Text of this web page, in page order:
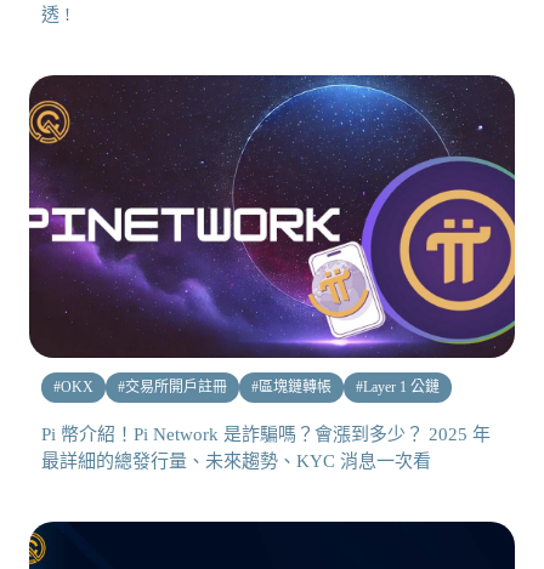
透 !
#OKX #交易所開戶註冊 #區塊鏈轉帳 #Layer 1 公鏈
Pi 幣介紹！Pi Network 是詐騙嗎？會漲到多少？ 2025 年
最詳細的總發行量、未來趨勢、KYC 消息一次看